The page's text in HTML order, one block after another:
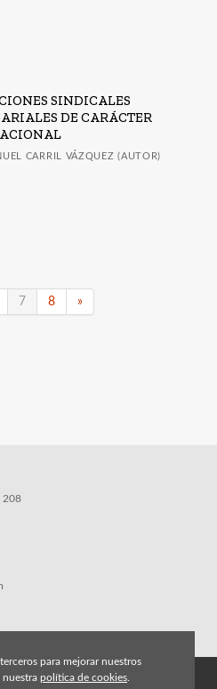
SINDICALES
DE CARÁCTER
CARRIL VÁZQUEZ (AUTOR)
7 8 »
208
Comares
para mejorar nuestros
nuestra política de cookies